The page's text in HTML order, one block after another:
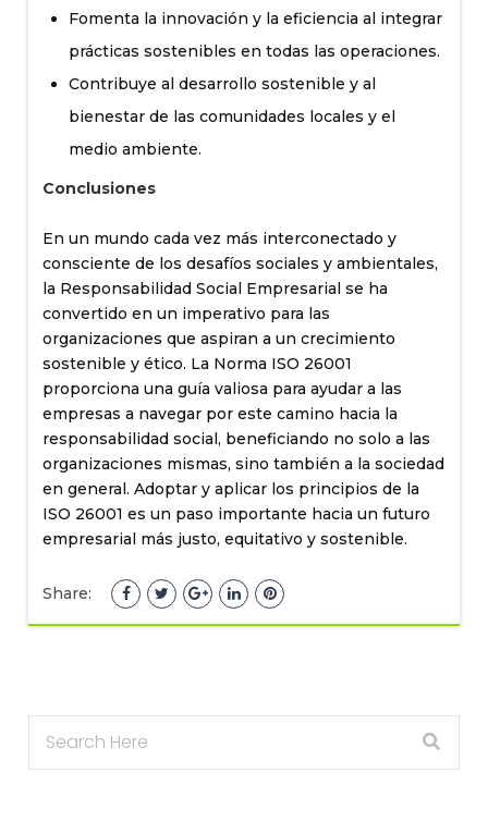
Fomenta la innovación y la eficiencia al integrar
prácticas sostenibles en todas las operaciones.
Contribuye al desarrollo sostenible y al
bienestar de las comunidades locales y el
medio ambiente.
Conclusiones
En un mundo cada vez más interconectado y
consciente de los desafíos sociales y ambientales,
la Responsabilidad Social Empresarial se ha
convertido en un imperativo para las
organizaciones que aspiran a un crecimiento
sostenible y ético. La Norma ISO 26001
proporciona una guía valiosa para ayudar a las
empresas a navegar por este camino hacia la
responsabilidad social, beneficiando no solo a las
organizaciones mismas, sino también a la sociedad
en general. Adoptar y aplicar los principios de la
ISO 26001 es un paso importante hacia un futuro
empresarial más justo, equitativo y sostenible.
Share: